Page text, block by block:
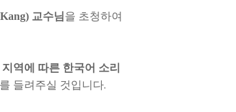
교수님 을 초청하여
역에 따른 한국어 소리
들려주실 것입니다.